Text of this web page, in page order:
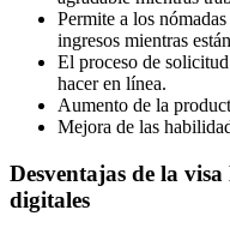
Permite a los
ingresos mientras
El proceso de
hacer en línea.
Aumento de la
Mejora de las
Desventajas de la
digitales